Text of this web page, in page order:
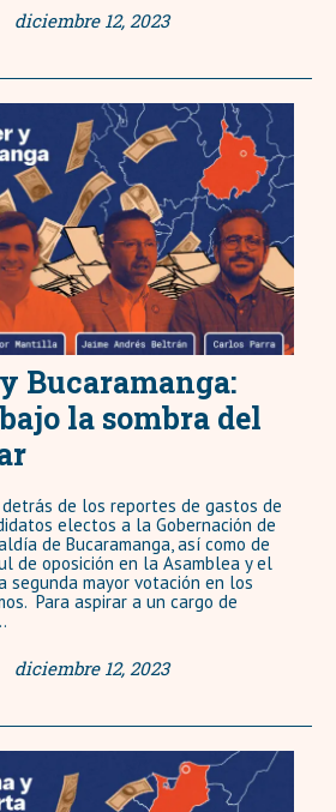
diciembre 12, 2023
Bucaramanga:
la sombra del
de los reportes de gastos de
electos a la Gobernación de
de Bucaramanga, así como de
de oposición en la Asamblea y el
segunda mayor votación en los
Para aspirar a un cargo de
diciembre 12, 2023